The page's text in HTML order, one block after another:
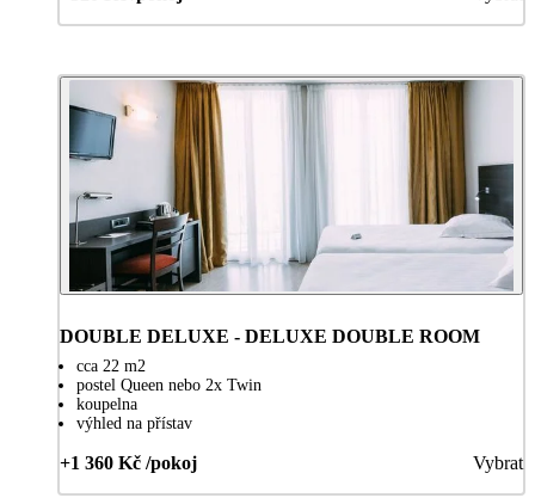
DOUBLE DELUXE - DELUXE DOUBLE ROOM
cca 22 m2
postel Queen nebo 2x Twin
koupelna
výhled na přístav
+1 360 Kč /pokoj Vybrat